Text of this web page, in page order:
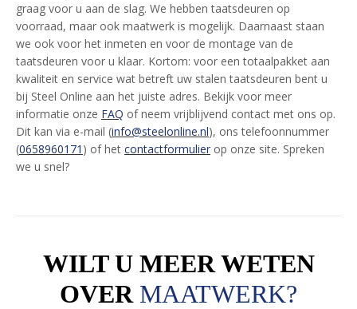
graag voor u aan de slag. We hebben taatsdeuren op
voorraad, maar ook maatwerk is mogelijk. Daarnaast staan
we ook voor het inmeten en voor de montage van de
taatsdeuren voor u klaar. Kortom: voor een totaalpakket aan
kwaliteit en service wat betreft uw stalen taatsdeuren bent u
bij Steel Online aan het juiste adres. Bekijk voor meer
informatie onze FAQ of neem vrijblijvend contact met ons op.
Dit kan via e-mail (info@steelonline.nl), ons telefoonnummer
(0658960171 ) of het contactformulier op onze site. Spreken
we u snel?
WILT U MEER WETEN
OVER MAATWERK?